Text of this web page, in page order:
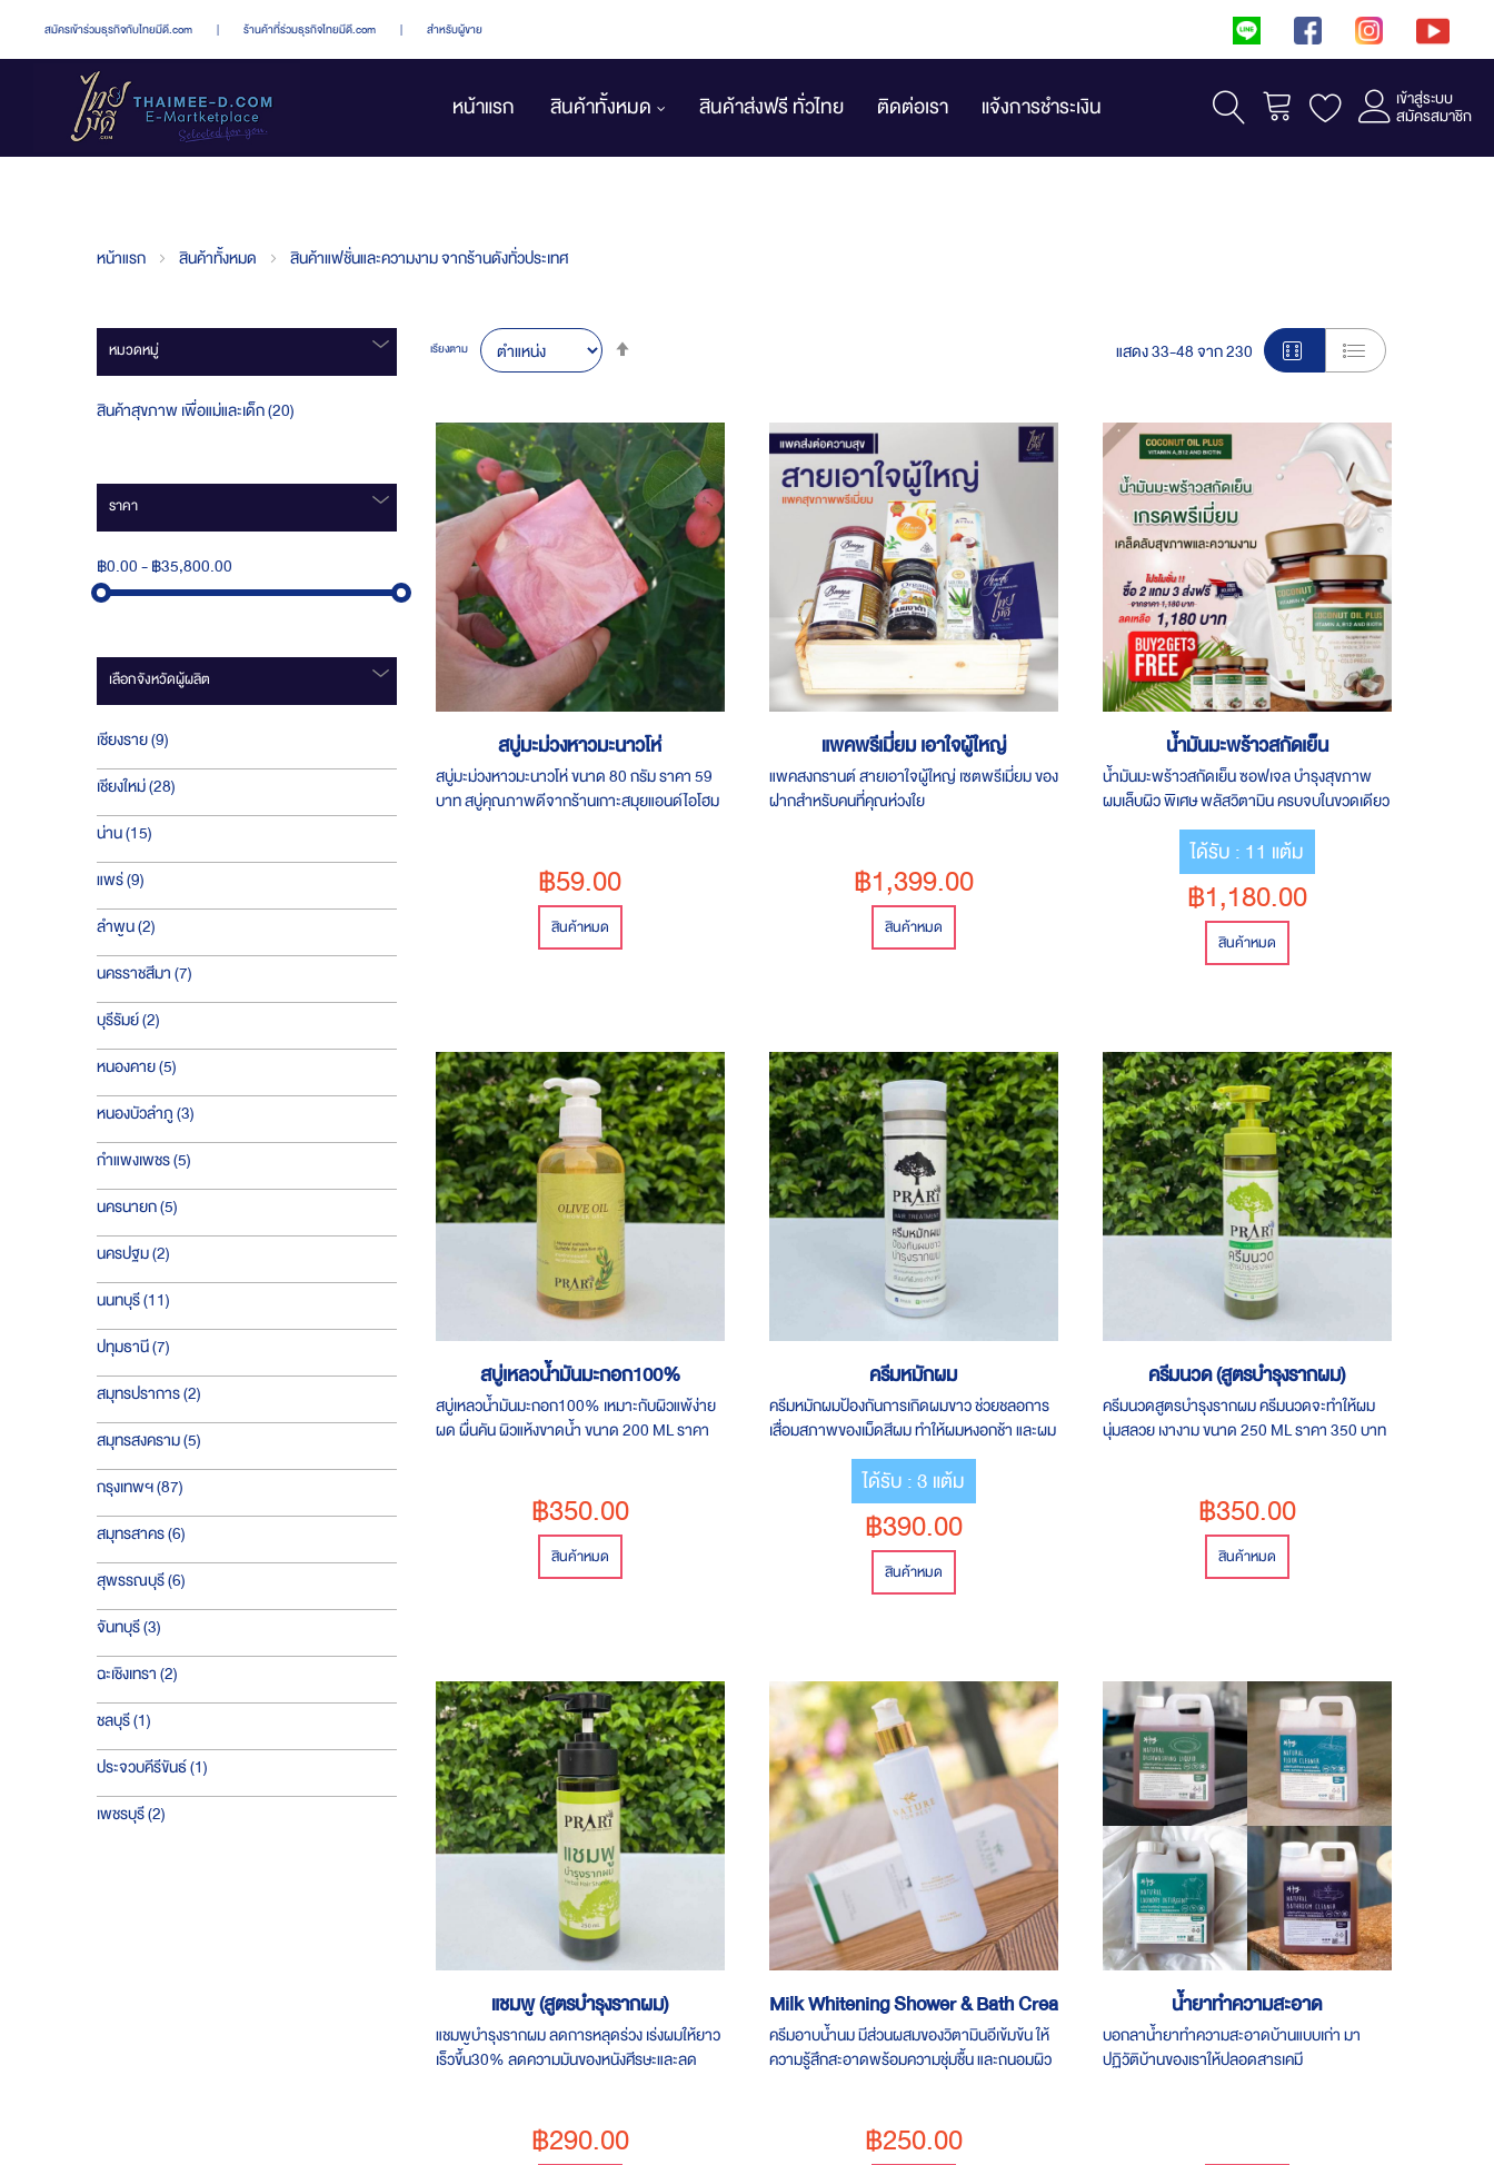
สมัครเข้าร่วมธุรกิจกับไทยมีดี.com | ร้านค้าที่ร่วมธุรกิจไทยมีดี.com | สำหรับผู้ขาย
หน้าแรก สินค้าทั้งหมด สินค้าส่งฟรี ทั่วไทย ติดต่อเรา แจ้งการชำระเงิน รถเข็น เข้าสู่ระบบ
สมัครสมาชิก
หน้าแรก สินค้าทั้งหมด สินค้าแฟชั่นและความงาม จากร้านดังทั่วประเทศ
หมวดหมู่
สินค้าสุขภาพ เพื่อแม่และเด็ก 20ชิ้น
ราคา
฿0.00-฿35,800.00
เลือกจังหวัดผู้ผลิต
เชียงราย 9ชิ้น
เชียงใหม่ 28ชิ้น
น่าน 15ชิ้น
แพร่ 9ชิ้น
ลำพูน 2ชิ้น
นครราชสีมา 7ชิ้น
บุรีรัมย์ 2ชิ้น
หนองคาย 5ชิ้น
หนองบัวลำภู 3ชิ้น
กำแพงเพชร 5ชิ้น
นครนายก 5ชิ้น
นครปฐม 2ชิ้น
นนทบุรี 11ชิ้น
ปทุมธานี 7ชิ้น
สมุทรปราการ 2ชิ้น
สมุทรสงคราม 5ชิ้น
กรุงเทพฯ 87ชิ้น
สมุทรสาคร 6ชิ้น
สุพรรณบุรี 6ชิ้น
จันทบุรี 3ชิ้น
ฉะเชิงเทรา 2ชิ้น
ชลบุรี 1ชิ้น
ประจวบคีรีขันธ์ 1ชิ้น
เพชรบุรี 2ชิ้น
View
แสดง33-48จาก230
เรียงตาม
Direction
สบู่มะม่วงหาวมะนาวโห่
สบู่มะม่วงหาวมะนาวโห่ ขนาด 80 กรัม ราคา 59
บาท สบู่คุณภาพดีจากร้านเกาะสมุยแอนด์ไอโฮม
฿59.00
สินค้าหมด
แพคพรีเมี่ยม เอาใจผู้ใหญ่
แพคสงกรานต์ สายเอาใจผู้ใหญ่ เซตพรีเมี่ยม ของ
ฝากสำหรับคนที่คุณห่วงใย
฿1,399.00
สินค้าหมด
น้ำมันมะพร้าวสกัดเย็น
น้ำมันมะพร้าวสกัดเย็น ซอฟเจล บำรุงสุขภาพ
ผมเล็บผิว พิเศษ พลัสวิตามิน ครบจบในขวดเดียว
**โปรโมชั่นพิเศษ !! ซิ้อ 2 กระปุก ในราคา 1,180
แถมฟรี 3 กระปุก เพิ่มทันที** พร้อมจัดส่งฟรีทั่ว
ได้รับ : 11 แต้ม
฿1,180.00
สินค้าหมด
สบู่เหลวน้ำมันมะกอก100%
สบู่เหลวน้ำมันมะกอก100% เหมาะกับผิวแพ้ง่าย​
ผด​ ผื่นคัน​ ผิวแห้งขาดน้ำ ขนาด 200 ML ราคา
฿350.00
สินค้าหมด
ครีมหมักผม
ครีมหมักผมป้องกันการเกิดผมขาว ช่วยชลอการ
เสื่อมสภาพของเม็ดสีผม​ ทำให้ผมหงอกช้า​ และผม
ขาวกับดำ ขนาด 150 ML ราคา 390 บาท
ได้รับ : 3 แต้ม
฿390.00
สินค้าหมด
ครีมนวด (สูตรบำรุงรากผม)
ครีมนวดสูตรบำรุงรากผม ​ครีมนวดจะทำให้ผม
นุ่ม​สลวย​ เงางาม ขนาด 250 ML ราคา 350 บาท
฿350.00
สินค้าหมด
แชมพู (สูตรบำรุงรากผม)
แชมพูบำรุงรากผม ลดการหลุดร่วง เร่งผมให้ยาว
เร็วขึ้น30% ลดความมันของหนังศีรษะ​และลด
฿290.00
Milk Whitening Shower & Bath Cream
ครีมอาบน้ำนม มีส่วนผสมของวิตามินอีเข้มข้น ให้
ความรู้สึกสะอาดพร้อมความชุ่มชื้น และถนอมผิว
฿250.00
น้ำยาทำความสะอาด
บอกลาน้ำยาทำความสะอาดบ้านแบบเก่า มา
ปฏิวัติบ้านของเราให้ปลอดสารเคมี